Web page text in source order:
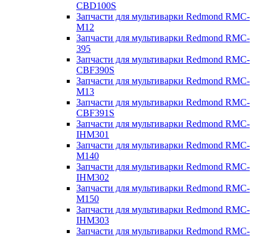
CBD100S
Запчасти для мультиварки Redmond RMC-
M12
Запчасти для мультиварки Redmond RMC-
395
Запчасти для мультиварки Redmond RMC-
CBF390S
Запчасти для мультиварки Redmond RMC-
M13
Запчасти для мультиварки Redmond RMC-
CBF391S
Запчасти для мультиварки Redmond RMC-
IHM301
Запчасти для мультиварки Redmond RMC-
M140
Запчасти для мультиварки Redmond RMC-
IHM302
Запчасти для мультиварки Redmond RMC-
M150
Запчасти для мультиварки Redmond RMC-
IHM303
Запчасти для мультиварки Redmond RMC-